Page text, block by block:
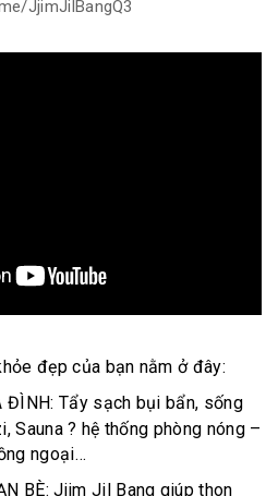
JjimJilBangQ3
đẹp của bạn nằm ở đây:
ĐÌNH: Tẩy sạch bụi bẩn, sống
Sauna ? hệ thống phòng nóng –
ngoại…
BÈ: Jjim Jil Bang giúp thon